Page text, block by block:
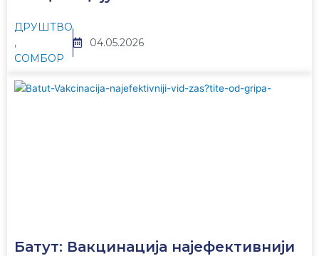
ДРУШТВО
,
СОМБОР
04.05.2026
Батут: Вакцинација најефективнији